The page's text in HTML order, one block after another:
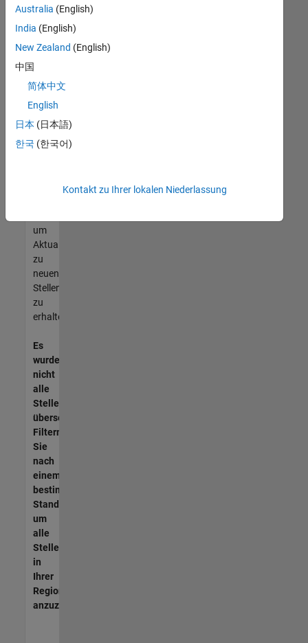
keine
offenen
Stellen
können,
die
Ihren
entsprechen,
werden
unseres
um
Aktualisierungen
zu
neuen
Stellenangeboten
zu
erhalten.
Es
wurden
nicht
alle
Stellen
übersetzt.
Filtern
Sie
nach
einem
bestimmten
Standort,
um
alle
Stellenangebote
in
Ihrer
Region
anzuzeigen.
Australia (English)
India (English)
New Zealand (English)
中国
简体中文
English
日本 (日本語)
한국 (한국어)
Kontakt zu Ihrer lokalen Niederlassung